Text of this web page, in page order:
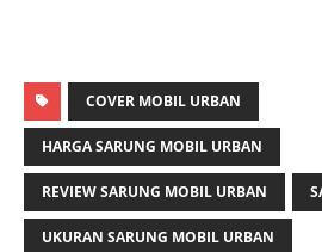
COVER MOBIL URBAN
HARGA SARUNG MOBIL URBAN
REVIEW SARUNG MOBIL URBAN
UKURAN SARUNG MOBIL URBAN